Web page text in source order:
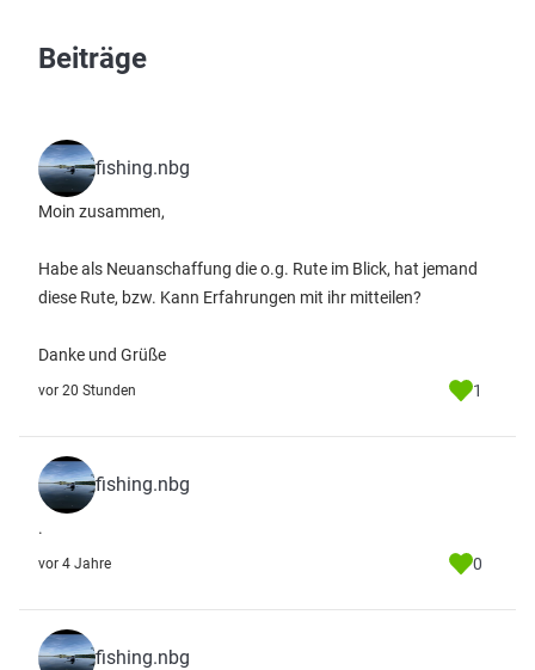
Beiträge
fishing.nbg
Moin zusammen,
Habe als Neuanschaffung die o.g. Rute im Blick, hat jemand
diese Rute, bzw. Kann Erfahrungen mit ihr mitteilen?
Danke und Grüße
vor 20 Stunden 1
fishing.nbg
.
vor 4 Jahre 0
fishing.nbg